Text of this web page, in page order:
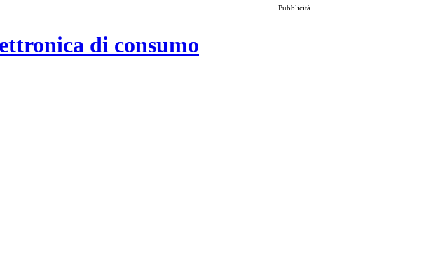
Pubblicità
di consumo